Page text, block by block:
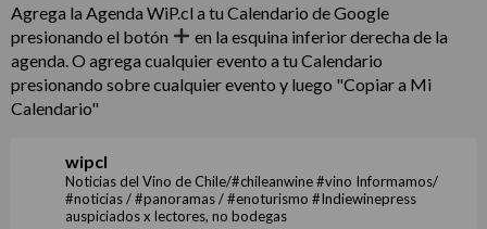
Agrega la Agenda WiP.cl a tu Calendario de Google
presionando el botón
en la esquina inferior derecha de la
agenda. O agrega cualquier evento a tu Calendario
presionando sobre cualquier evento y luego "Copiar a Mi
Calendario"
wipcl
Noticias del Vino de Chile/#chileanwine #vino Informamos/
#noticias / #panoramas / #enoturismo #Indiewinepress
auspiciados x lectores, no bodegas